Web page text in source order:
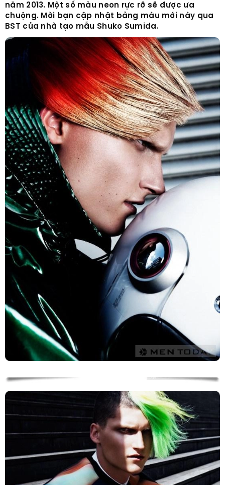
năm 2013. Một số màu neon rực rỡ sẽ được ưa
chuộng. Mời bạn cập nhật bảng màu mới này qua
BST của nhà tạo mẫu Shuko Sumida.